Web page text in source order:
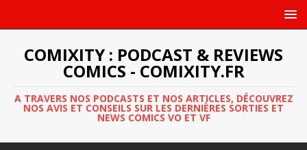
COMIXITY : PODCAST & REVIEWS
COMICS - COMIXITY.FR
A TRAVERS NOS PODCASTS ET NOS ARTICLES, DÉCOUVREZ
NOS AVIS ET CONSEILS SUR LES DERNIÈRES SORTIES ET
NEWS COMICS VO ET VF